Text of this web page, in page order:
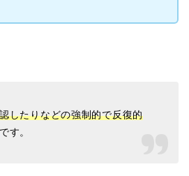
したりなどの強制的で反復的
す。